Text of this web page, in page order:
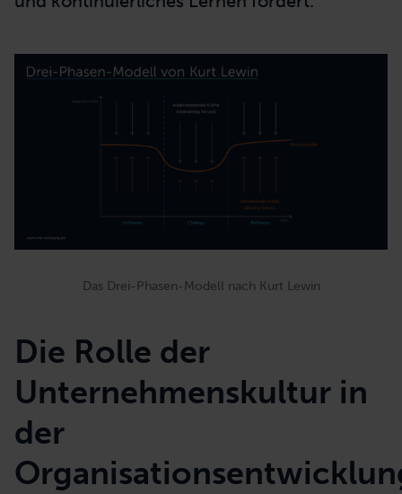
Das Drei-Phasen-Modell nach Kurt Lewin
Die Rolle der
Unternehmenskultur in
der